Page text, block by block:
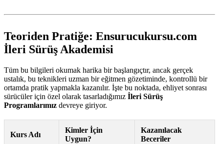
Teoriden Pratiğe: Ensurucukursu.com
İleri Sürüş Akademisi
Tüm bu bilgileri okumak harika bir başlangıçtır, ancak gerçek
ustalık, bu teknikleri uzman bir eğitmen gözetiminde, kontrollü bir
ortamda pratik yapmakla kazanılır. İşte bu noktada, ehliyet sonrası
sürücüler için özel olarak tasarladığımız İleri Sürüş
Programlarımız devreye giriyor.
Kurs Adı
Kimler İçin
Uygun?
Kazanılacak
Beceriler